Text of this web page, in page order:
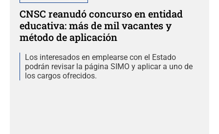
CNSC reanudó concurso en entidad
educativa: más de mil vacantes y
método de aplicación
Los interesados en emplearse con el Estado
podrán revisar la página SIMO y aplicar a uno de
los cargos ofrecidos.